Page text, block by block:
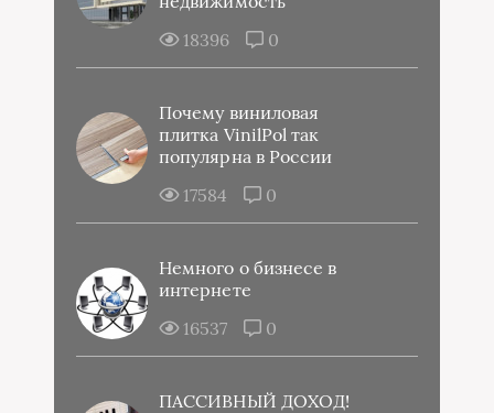
18396
0
Почему виниловая
плитка VinilPol так
популярна в России
17584
0
Немного о бизнесе в
интернете
16537
0
ПАССИВНЫЙ ДОХОД!